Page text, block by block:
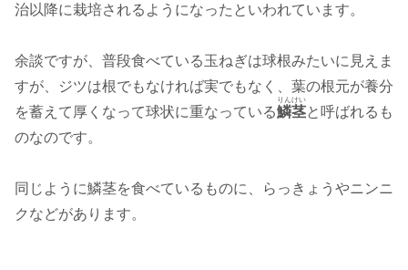
治以降に栽培されるようになったといわれています。
余談ですが、普段食べている玉ねぎは球根みたいに見えま
すが、ジツは根でもなければ実でもなく、葉の根元が養分
を蓄えて厚くなって球状に重なっている鱗茎
りんけい
と呼ばれるも
のなのです。
同じように鱗茎を食べているものに、らっきょうやニンニ
クなどがあります。